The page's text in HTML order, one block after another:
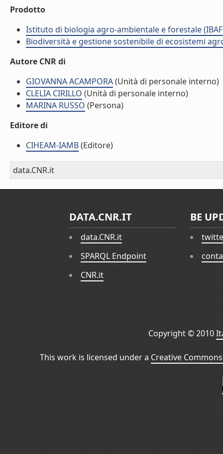
Prodotto
Istituto di biologia agro-ambientale e forestale
Biodiversità e gestione sostenibile di ecosistemi
Autore CNR di
GIOVANNA ACAMPORA(Unità di personale interno)
CLELIA CIRILLO (Unità di personale interno)
MARINA RUSSO (Persona)
Editore di
CIHEAM-IAMB(Editore)
data.CNR.it
DATA.CNR.IT
data.CNR.it
SPARQL Endpoint
CNR.it
BE
Copyright © 2010
This work is licensed under a Creative